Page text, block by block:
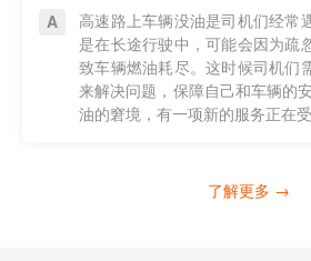
高速路上车辆没油是司机们经常
是在长途行驶中，可能会因为疏
致车辆燃油耗尽。这时候司机们
来解决问题，保障自己和车辆的
油的窘境，有一项新的服务正在
了解更多 →